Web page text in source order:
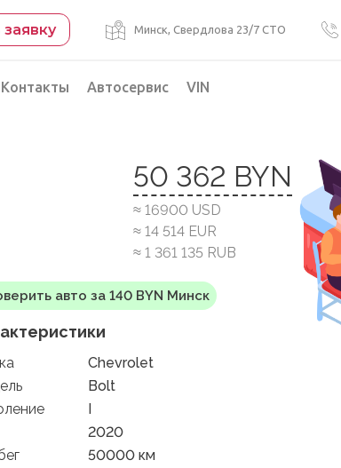
Минск, Свердлова 23/7 СТО
Проверка VIN номера
Пригон авто из
Подбор мотоцикла
Контакты Автосервис VIN
50 362 BYN
≈ 16900 USD
≈ 14 514 EUR
≈ 1 361 135 RUB
авто за 140 BYN Минск
Chevrolet
Bolt
I
2020
50000 км